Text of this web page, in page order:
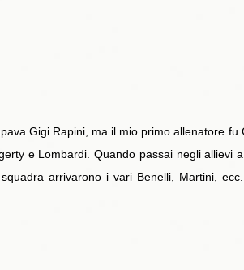
Gigi Rapini, ma il mio primo allenatore fu
e Lombardi. Quando passai negli allievi
arrivarono i vari Benelli, Martini,